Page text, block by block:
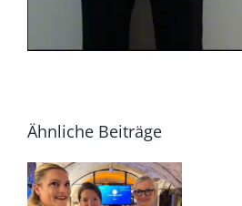
Ähnliche Beiträge